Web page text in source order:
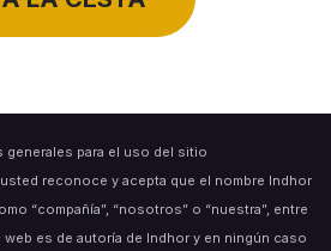
generales para el uso del sitio
reconoce y acepta que el nombre Indhor
“compañía”, “nosotros” o “nuestra”, entre
es de autoría de Indhor y en ningún caso